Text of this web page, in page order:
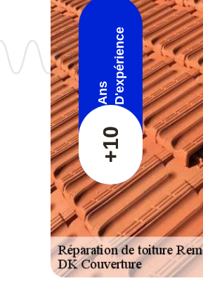
+10
Ans D'expérience